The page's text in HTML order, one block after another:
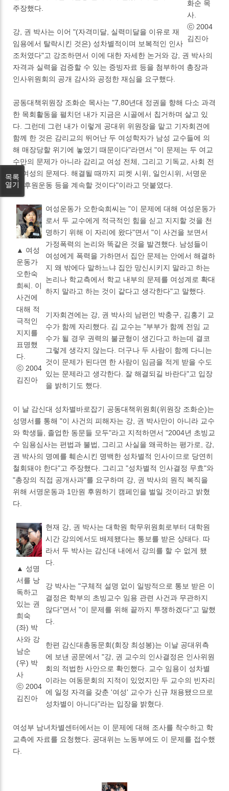
화순 목
사.
ⓒ 2004
김진아
주장했다.
강, 권 박사는 이어 "(자격미달, 실력미달을 이유로 재
임용에서 탈락시킨 것은) 성차별적이며 보복적인 인사
조처였다"고 강조하면서 이에 대한 자세한 논거와 강, 권 박사의
자격과 실력을 검증할 수 있는 증빙자료 등을 첨부하여 총장과
인사위원회의 공개 감사와 공정한 재심을 요구했다.
공동대책위원장 조화순 목사는 "7,80년대 정권을 향해 다소 과격
한 목회활동을 펼치던 내가 지금은 시골에서 칩거하며 살고 있
다. 그런데 그런 내가 이렇게 공대위 위원장을 맡고 기자회견에
함께 한 것은 감리교의 뛰어난 두 여성학자가 남성 교수들에 의
해 매장당할 위기에 놓였기 때문이다"라면서 "이 문제는 두 여교
수만의 문제가 아니라 감리교 여성 전체, 그리고 기독교, 사회 전
체 여성의 문제다. 해결될 때까지 피켓 시위, 일인시위, 서명운
동, 후원운동 등을 계속할 것이다"이라고 덧붙였다.
▲ 여성
운동가
오한숙
희씨. 이
사건에
대해 적
극적인
지지를
표명했
다.
ⓒ 2004
김진아
여성운동가 오한숙희씨는 "이 문제에 대해 여성운동가
로서 두 교수에게 적극적인 힘을 싣고 지지할 것을 천
명하기 위해 이 자리에 왔다"면서 "이 사건을 보면서
가정폭력의 논리와 똑같은 것을 발견했다. 남성들이
여성에게 폭력을 가하면서 집안 문제는 안에서 해결하
지 왜 밖에다 말하느냐 집안 망신시키지 말라고 하는
논리나 학교측에서 학교 내부의 문제를 여성계로 확대
하지 말라고 하는 것이 같다고 생각한다"고 말했다.
기자회견에는 강, 권 박사의 남편인 박충구, 김홍기 교
수가 함께 자리했다. 김 교수는 "부부가 함께 전임 교
수가 될 경우 권력의 불균형이 생긴다고 하는데 결코
그렇게 생각지 않는다. 더구나 두 사람이 함께 다니는
것이 문제가 된다면 한 사람이 임금을 적게 받을 수도
있는 문제라고 생각한다. 잘 해결되길 바란다"고 입장
을 밝히기도 했다.
이 날 감신대 성차별바로잡기 공동대책위원회(위원장 조화순)는
성명서를 통해 "이 사건의 피해자는 강, 권 박사만이 아니라 교수
와 학생들, 졸업한 동문들 모두"라고 지적하면서 "2004년 초빙교
수 임용심사는 편법과 불법, 그리고 사실을 왜곡하는 평가로, 강,
권 박사의 명예를 훼손시킨 명백한 성차별적 인사이므로 당연히
철회돼야 한다"고 주장했다. 그리고 "성차별적 인사결정 무효"와
"총장의 직접 공개사과"를 요구하며 강, 권 박사의 원직 복직을
위해 서명운동과 1만원 후원하기 캠페인을 벌일 것이라고 밝혔
다.
▲ 성명
서를 낭
독하고
있는 권
희숙
(좌) 박
사와 강
남순
(우) 박
사
ⓒ 2004
김진아
현재 강, 권 박사는 대학원 학무위원회로부터 대학원
시간 강의에서도 배제됐다는 통보를 받은 상태다. 따
라서 두 박사는 감신대 내에서 강의를 할 수 없게 됐
다.
강 박사는 "구체적 설명 없이 일방적으로 통보 받은 이
결정은 학부의 초빙교수 임용 관련 사건과 무관하지
않다"면서 "이 문제를 위해 끝까지 투쟁하겠다"고 말했
다.
한편 감신대총동문회(회장 최성봉)는 이날 공대위측
에 보낸 공문에서 "강, 권 교수의 인사결정은 인사위원
회의 적법한 사안으로 확인했다. 교수 임용이 성차별
이라는 여동문회의 지적이 있었지만 두 교수의 빈자리
에 일정 자격을 갖춘 '여성' 교수가 신규 채용됐으므로
성차별이 아니다"라는 입장을 밝혔다.
여성부 남녀차별센터에서는 이 문제에 대해 조사를 착수하고 학
교측에 자료를 요청했다. 공대위는 노동부에도 이 문제를 접수했
다.
목록
열기